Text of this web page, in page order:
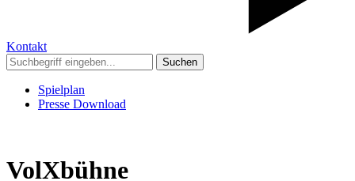
Kontakt
Suchen
Spielplan
Presse Download
VolXbühne